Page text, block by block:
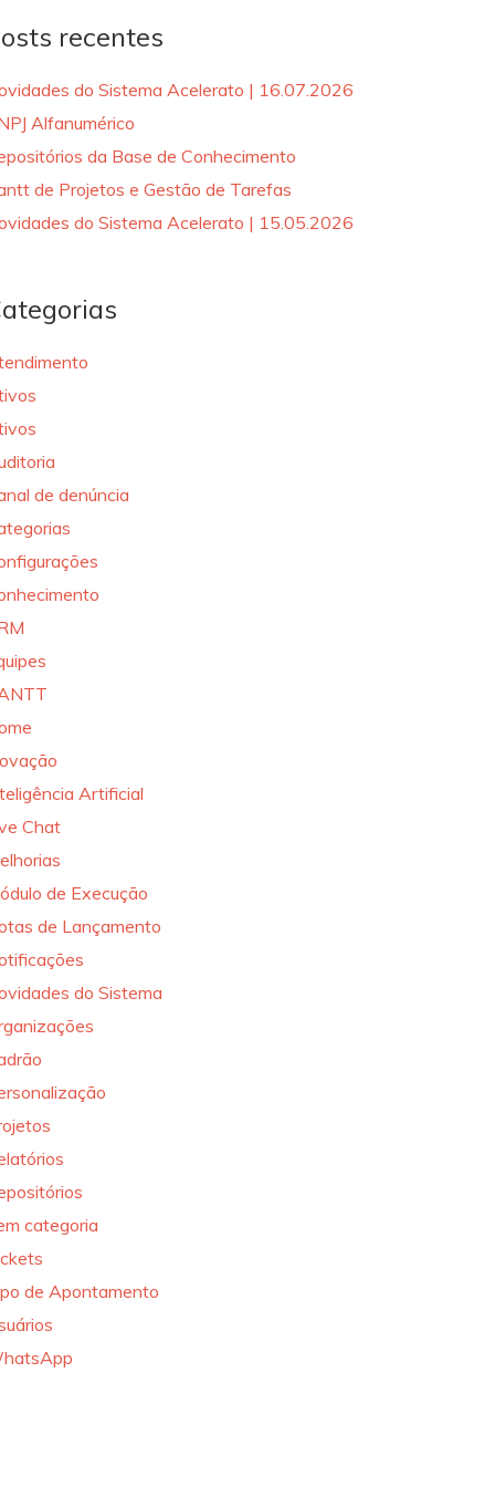
recentes
do Sistema Acelerato | 16.07.2026
Alfanumérico
da Base de Conhecimento
de Projetos e Gestão de Tarefas
do Sistema Acelerato | 15.05.2026
de denúncia
Artificial
Chat
de Execução
de Lançamento
do Sistema
categoria
de Apontamento